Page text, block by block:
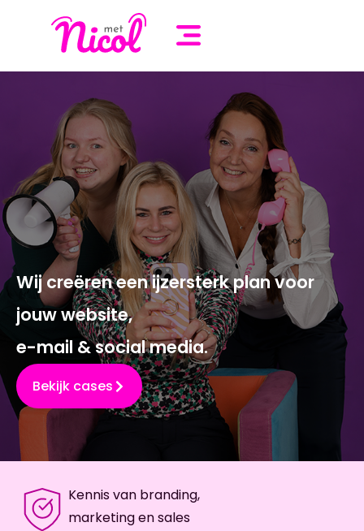
Wij creëren een ijzersterk plan voor
jouw website,
e-mail & social media.
Bekijk cases
Kennis van branding,
marketing en sales